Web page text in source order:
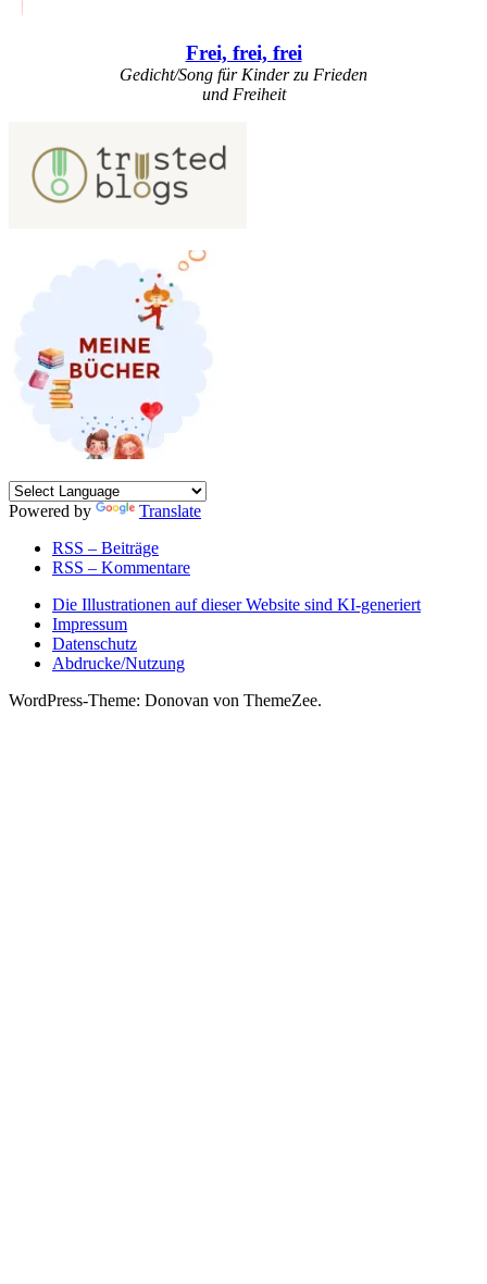
Frei, frei, frei
Gedicht/Song für Kinder zu Frieden
und Freiheit
Powered by
Translate
RSS – Beiträge
RSS – Kommentare
Die Illustrationen auf dieser Website sind KI-generiert
Impressum
Datenschutz
Abdrucke/Nutzung
WordPress-Theme: Donovan von ThemeZee.